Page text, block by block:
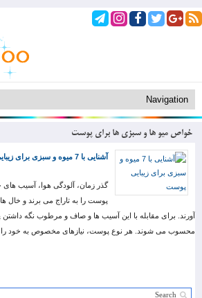
خواص میو ها و سبزی ها برای پوست
آشنایی با 7 میوه و سبزی برای زیبایی پوست
گذر زمان، آلودگی هوا، آسیب
پوست را به تاراج می برند و خال
آورند. برای مقابله با این آسیب ها و صاف و مرطوب نگه داشتن
محسوب می شوند. هر نوع پوست، نیازهای مخصوص به خود